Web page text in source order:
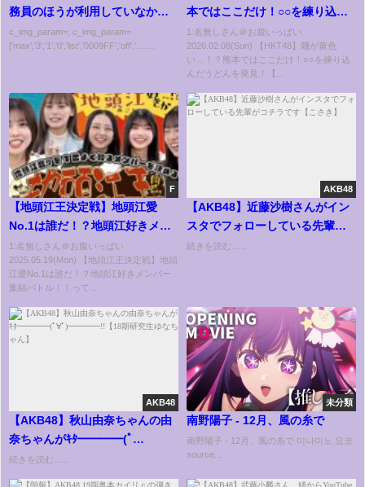
務員のほうが利用していなかっ
たｗｗｗｗｗｗ
c_img_param=; c_img_param=
['max','3','1','0','list','0009FF','off','…....
本ではここだけ！○○を練り込ん
だうどんを発見！【HKT48チー
ム熊本】
1:名無しさん＠お腹いっぱい
2026.02.08(Sun) 【HKT48】麺が黄色
い…！？熊本ではここだけ！○○を練り込
んだうどんを発見！【...
F
【地頭江王決定戦】地頭江愛
No.1は誰だ！？地頭江好きメン
バー集結バトル！！
1:名無しさん＠お腹いっぱい
2025.05.19(Mon) 【地頭江王決定戦】地頭
江愛No.1は誰だ！？地頭江好きメンバー
集結バトル！！って...
AKB48
【AKB48】近藤沙樹さんがイン
スタでフォローしている先輩が
コチラです【こさき】
続きを読む......
AKB48
【AKB48】秋山由奈ちゃんの由
奈ちゃんがｷﾀ━━━━(ﾟ
∀ﾟ)━━━━!!【18期研究生ゆな
ちゃん】
続きを読む......
未分類
南野陽子 - 12月、風の糸で
南野陽子 - 12月、風の糸で 미나미노 요코
source...